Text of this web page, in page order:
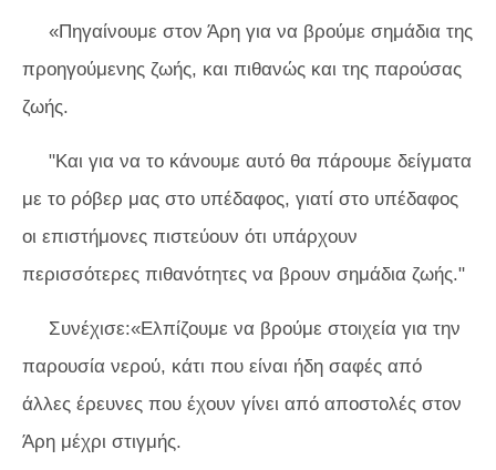
«Πηγαίνουμε στον Άρη για να βρούμε σημάδια της
προηγούμενης ζωής, και πιθανώς και της παρούσας
ζωής.
"Και για να το κάνουμε αυτό θα πάρουμε δείγματα
με το ρόβερ μας στο υπέδαφος, γιατί στο υπέδαφος
οι επιστήμονες πιστεύουν ότι υπάρχουν
περισσότερες πιθανότητες να βρουν σημάδια ζωής."
Συνέχισε:«Ελπίζουμε να βρούμε στοιχεία για την
παρουσία νερού, κάτι που είναι ήδη σαφές από
άλλες έρευνες που έχουν γίνει από αποστολές στον
Άρη μέχρι στιγμής.